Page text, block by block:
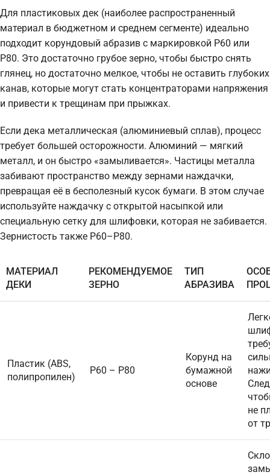
Для пластиковых дек (наиболее распространенный
материал в бюджетном и среднем сегменте) идеально
подходит корундовый абразив с маркировкой P60 или
P80. Это достаточно грубое зерно, чтобы быстро снять
глянец, но достаточно мелкое, чтобы не оставить глубоких
канав, которые могут стать концентраторами напряжения
и привести к трещинам при прыжках.
Если дека металлическая (алюминиевый сплав), процесс
требует большей осторожности. Алюминий — мягкий
металл, и он быстро «замыливается». Частицы металла
забивают пространство между зернами наждачки,
превращая её в бесполезный кусок бумаги. В этом случае
используйте наждачку с открытой насыпкой или
специальную сетку для шлифовки, которая не забивается.
Зернистость также P60–P80.
МАТЕРИАЛ
ДЕКИ
РЕКОМЕНДУЕМОЕ
ЗЕРНО
ТИП
АБРАЗИВА
Пластик (ABS,
полипропилен)
P60 – P80
Корунд на
бумажной
основе
не
от